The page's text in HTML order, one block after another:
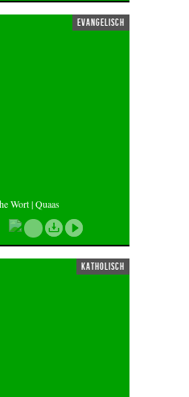
evangelisch
Wort | Quaas
katholisch